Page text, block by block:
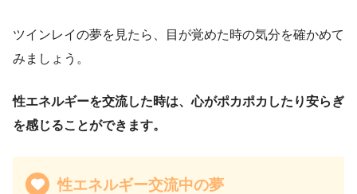
ツインレイの夢を見たら、目が覚めた時の気分を確かめて
みましょう。
性エネルギーを交流した時は、心がポカポカしたり安らぎ
を感じることができます。
性エネルギー交流中の夢